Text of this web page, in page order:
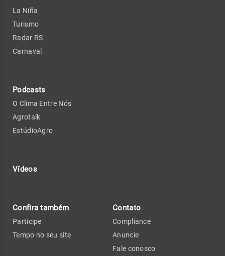
La Niña
Turismo
Radar RS
Carnaval
Podcasts
O Clima Entre Nós
Agrotalk
EstúdioAgro
Vídeos
Confira também
Participe
Tempo no seu site
Contato
Compliance
Anuncie
Fale conosco